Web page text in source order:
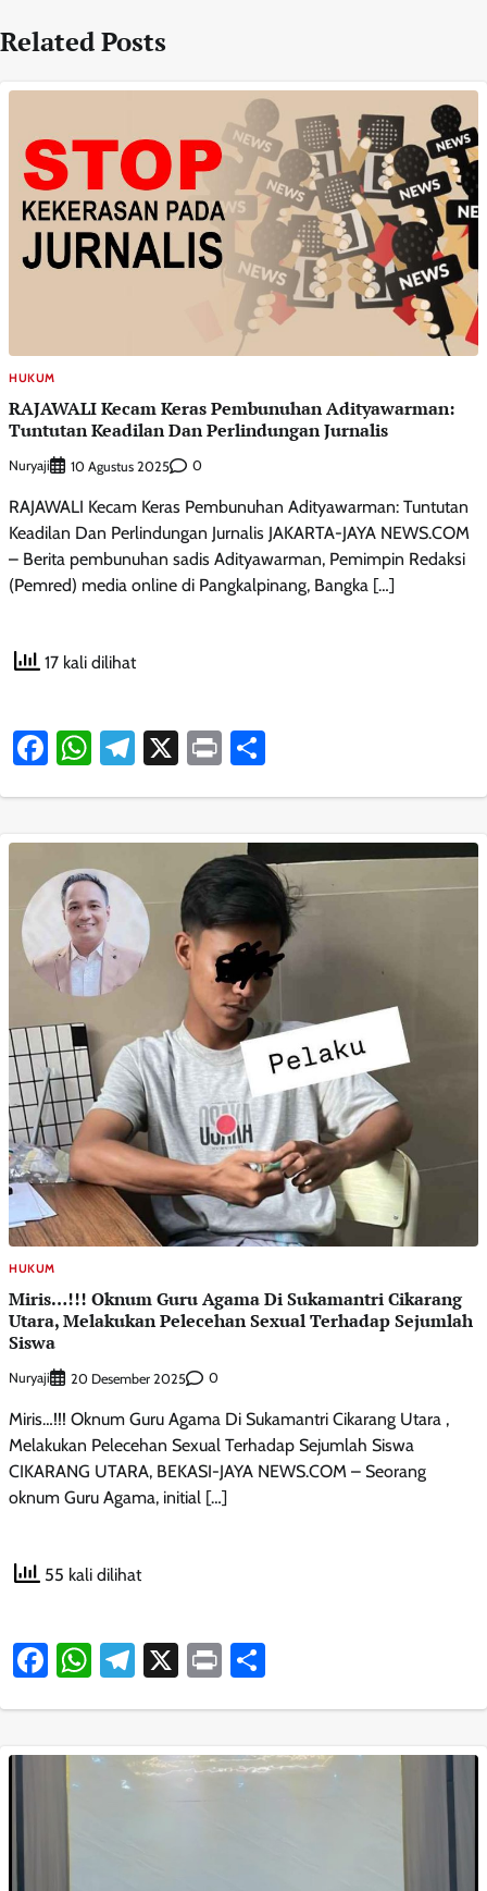
Related Posts
HUKUM
RAJAWALI Kecam Keras Pembunuhan Adityawarman:
Tuntutan Keadilan Dan Perlindungan Jurnalis
Nuryaji 10 Agustus 2025 0
RAJAWALI Kecam Keras Pembunuhan Adityawarman: Tuntutan
Keadilan Dan Perlindungan Jurnalis JAKARTA-JAYA NEWS.COM
– Berita pembunuhan sadis Adityawarman, Pemimpin Redaksi
(Pemred) media online di Pangkalpinang, Bangka […]
17 kali dilihat
Facebook
WhatsApp
Telegram
X Print
HUKUM
Miris…!!! Oknum Guru Agama Di Sukamantri Cikarang
Utara, Melakukan Pelecehan Sexual Terhadap Sejumlah
Siswa
Nuryaji 20 Desember 2025 0
Miris…!!! Oknum Guru Agama Di Sukamantri Cikarang Utara ,
Melakukan Pelecehan Sexual Terhadap Sejumlah Siswa
CIKARANG UTARA, BEKASI-JAYA NEWS.COM – Seorang
oknum Guru Agama, initial […]
55 kali dilihat
Facebook
WhatsApp
Telegram
X Print